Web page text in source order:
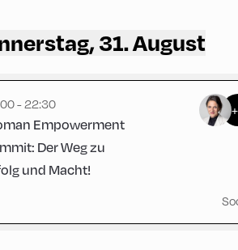
31. August
- 22:30
Empowerment
Der Weg zu
und Macht!